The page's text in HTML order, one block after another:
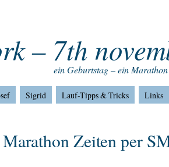
– 7th
ein Geburtstag – ein
Sigrid Lauf-Tipps & Tricks Links
Zeiten per